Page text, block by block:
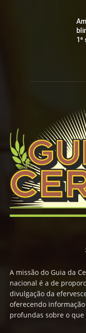
1º
A missão do Guia da
nacional é a de
divulgação da
oferecendo
profundas sobre o que